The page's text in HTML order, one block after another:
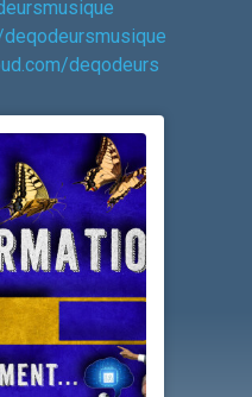
deqodeurs